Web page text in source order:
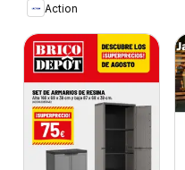
Action